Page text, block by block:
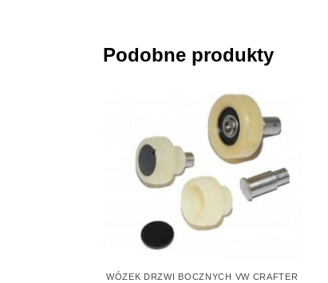
Podobne produkty
WÓZEK DRZWI BOCZNYCH VW CRAFTER